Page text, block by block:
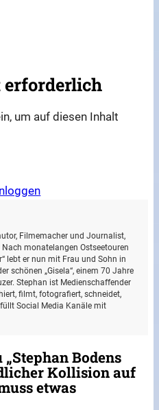
um auf diesen Inhalt
Filmemacher und Journalist,
Nach monatelangen Ostseetouren
lebt er nun mit Frau und Sohn in
schönen „Gisela“, einem 70 Jahre
Stephan ist Medienschaffender
filmt, fotografiert, schneidet,
Social Media Kanäle mit
Bodens
Kollision auf
etwas